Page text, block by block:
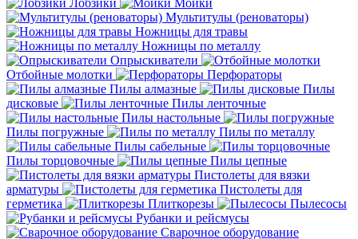
Лобзики
Мойки
Мультитулы (реноваторы)
Ножницы для травы
Ножницы по металлу
Опрыскиватели
Отбойные молотки
Перфораторы
Пилы алмазные
Пилы
дисковые
Пилы ленточные
Пилы настольные
Пилы погружные
Пилы по металлу
Пилы сабельные
Пилы торцовочные
Пилы цепные
Пистолеты для вязки
арматуры
Пистолеты для
герметика
Плиткорезы
Пылесосы
Рубанки и рейсмусы
Сварочное оборудование